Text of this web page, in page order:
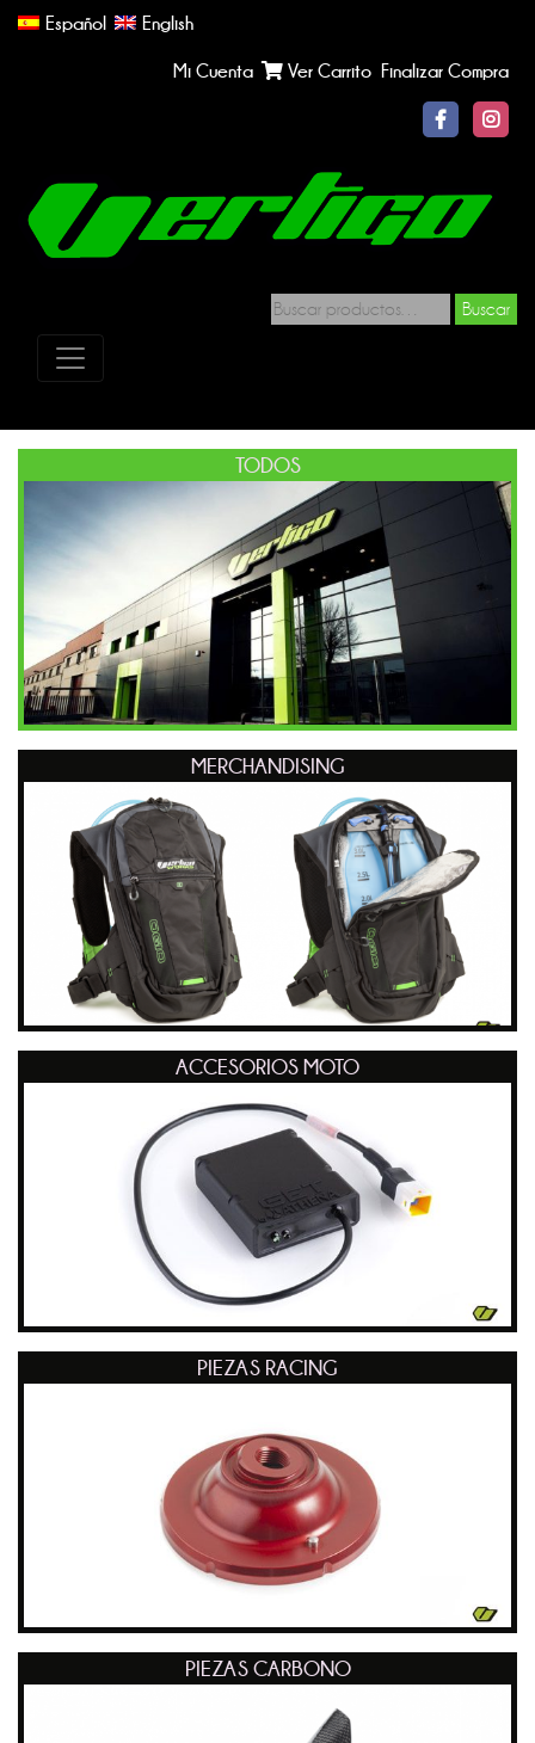
Español English
Mi Cuenta Ver Carrito Finalizar Compra
Buscar
TODOS
MERCHANDISING
ACCESORIOS MOTO
PIEZAS RACING
PIEZAS CARBONO